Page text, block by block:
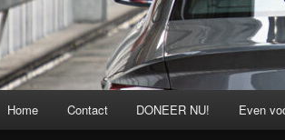
Home Contact DONEER NU! Even